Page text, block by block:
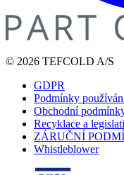
© 2026 TEFCOLD A/S
GDPR
Podmínky
Obchodní
Recyklace a
ZÁRUČNÍ
Whistleblower